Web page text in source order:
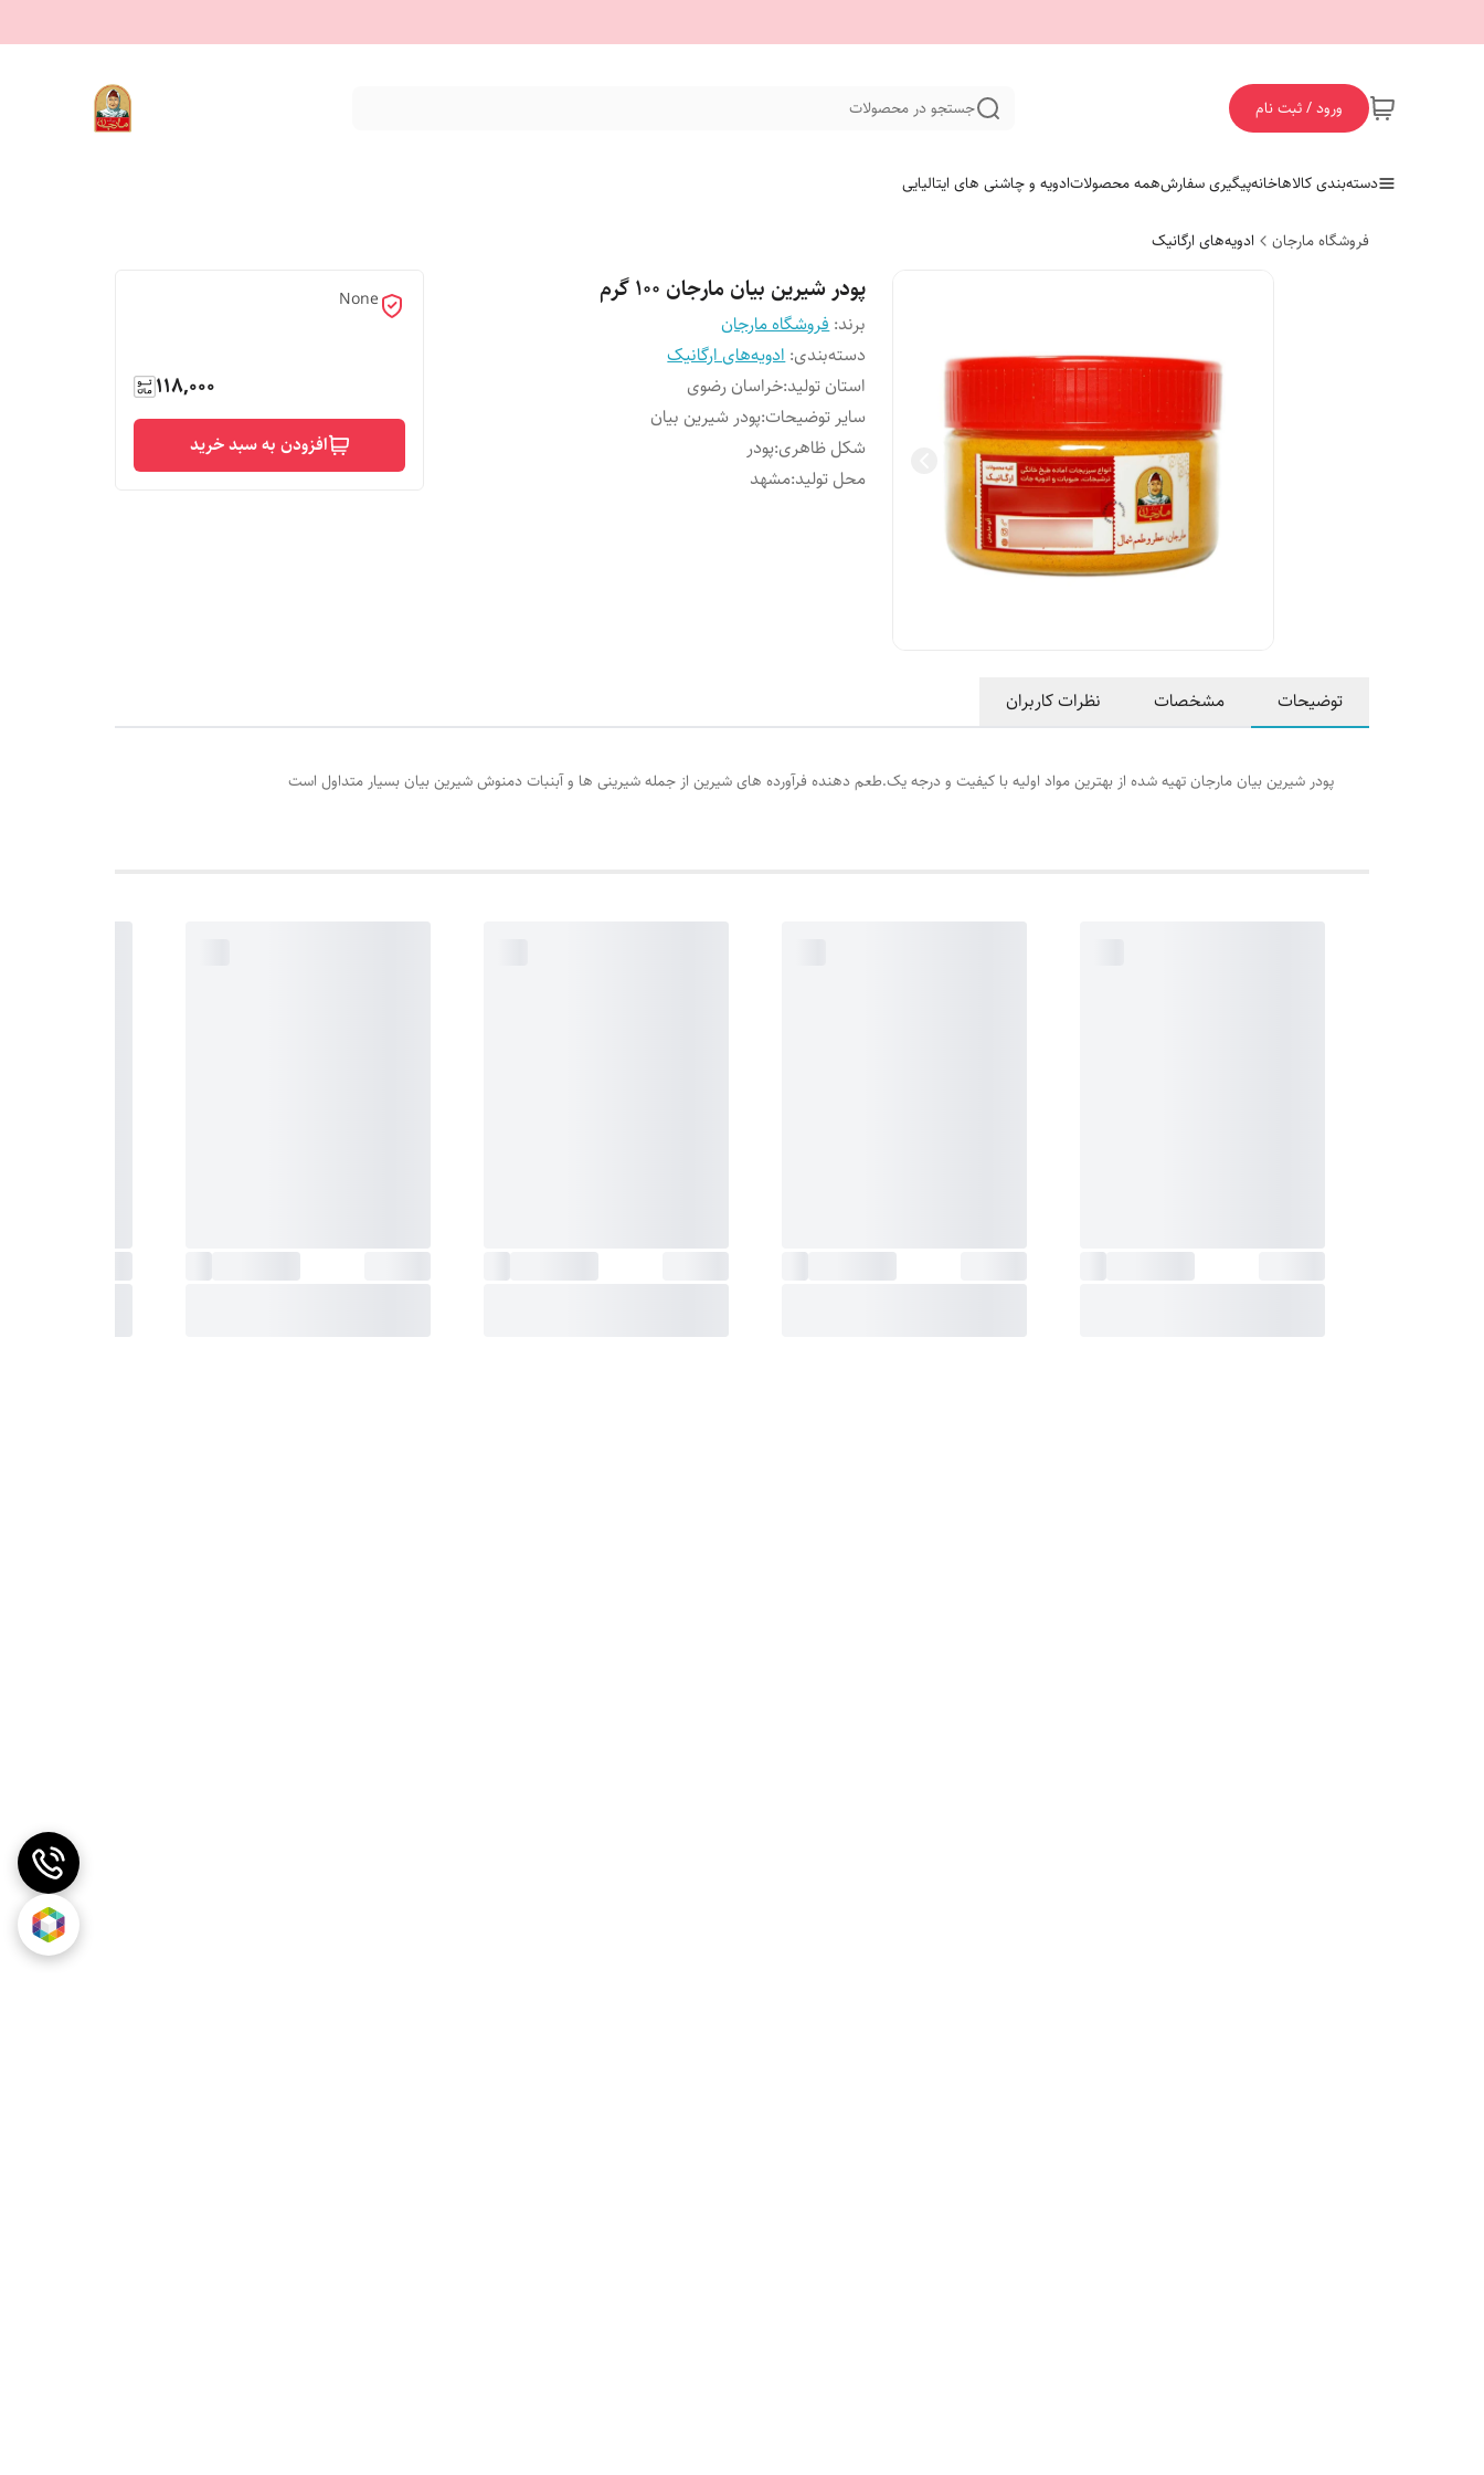
ورود / ثبت نام جستجو در محصولات
دسته‌بندی کالاهاخانهپیگیری سفارشهمه محصولاتادویه و چاشنی های ایتالیایی
فروشگاه مارجان ادویه‌های ارگانیک
پودر شیرین بیان مارجان 100 گرم
برند:فروشگاه مارجان
دسته‌بندی:ادویه‌های ارگانیک
استان تولید:خراسان رضوی
سایر توضیحات:پودر شیرین بیان
شکل ظاهری:پودر
محل تولید:مشهد
None
118,000
افزودن به سبد خرید
توضیحات مشخصات نظرات کاربران
پودر شیرین بیان مارجان تهیه شده از بهترین مواد اولیه با کیفیت و درجه یک.طعم دهنده فرآورده های شیرین از جمله شیرینی ها و آبنبات دمنوش شیرین بیان بسیار متداول است